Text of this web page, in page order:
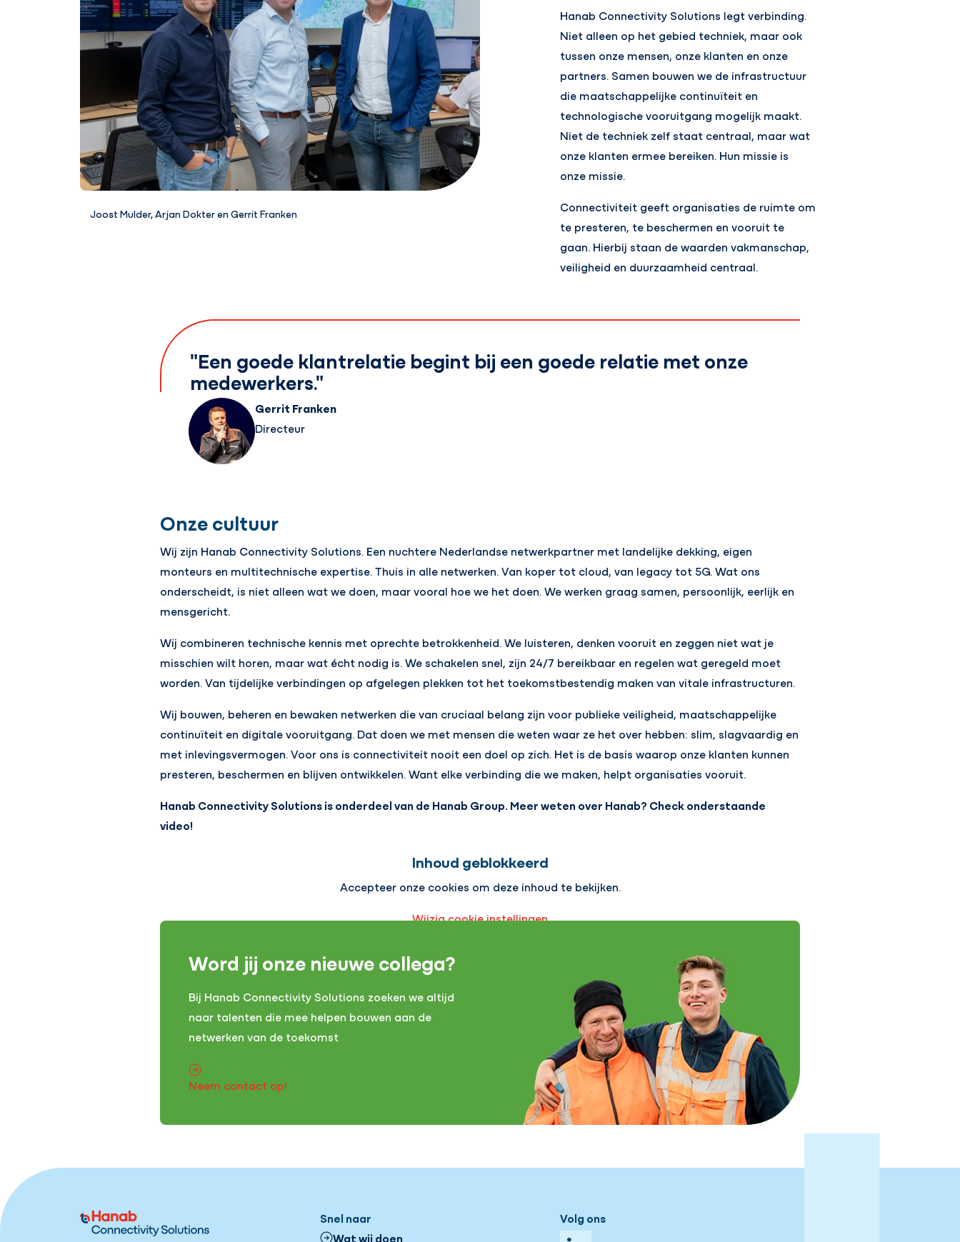
Joost Mulder, Arjan Dokter en Gerrit Franken
Hanab Connectivity Solutions legt verbinding.
Niet alleen op het gebied techniek, maar ook
tussen onze mensen, onze klanten en onze
partners. Samen bouwen we de infrastructuur
die maatschappelijke continuïteit en
technologische vooruitgang mogelijk maakt.
Niet de techniek zelf staat centraal, maar wat
onze klanten ermee bereiken. Hun missie is
onze missie.
Connectiviteit geeft organisaties de ruimte om
te presteren, te beschermen en vooruit te
gaan. Hierbij staan de waarden vakmanschap,
veiligheid en duurzaamheid centraal.
"Een goede klantrelatie begint bij een goede relatie met onze
medewerkers."
Gerrit Franken
Directeur
Onze cultuur
Wij zijn Hanab Connectivity Solutions. Een nuchtere Nederlandse netwerkpartner met landelijke dekking, eigen
monteurs en multitechnische expertise. Thuis in alle netwerken. Van koper tot cloud, van legacy tot 5G. Wat ons
onderscheidt, is niet alleen wat we doen, maar vooral hoe we het doen. We werken graag samen, persoonlijk, eerlijk en
mensgericht.
Wij combineren technische kennis met oprechte betrokkenheid. We luisteren, denken vooruit en zeggen niet wat je
misschien wilt horen, maar wat écht nodig is. We schakelen snel, zijn 24/7 bereikbaar en regelen wat geregeld moet
worden. Van tijdelijke verbindingen op afgelegen plekken tot het toekomstbestendig maken van vitale infrastructuren.
Wij bouwen, beheren en bewaken netwerken die van cruciaal belang zijn voor publieke veiligheid, maatschappelijke
continuïteit en digitale vooruitgang. Dat doen we met mensen die weten waar ze het over hebben: slim, slagvaardig en
met inlevingsvermogen. Voor ons is connectiviteit nooit een doel op zich. Het is de basis waarop onze klanten kunnen
presteren, beschermen en blijven ontwikkelen. Want elke verbinding die we maken, helpt organisaties vooruit.
Hanab Connectivity Solutions is onderdeel van de Hanab Group. Meer weten over Hanab? Check onderstaande
video!
Inhoud geblokkeerd
Accepteer onze cookies om deze inhoud te bekijken.
Wijzig cookie instellingen
Word jij onze nieuwe collega?
Bij Hanab Connectivity Solutions zoeken we altijd
naar talenten die mee helpen bouwen aan de
netwerken van de toekomst
Neem contact op!
Snel naar
Wat wij doen
Volg ons